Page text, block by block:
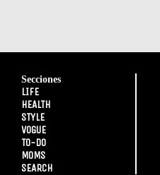
Secciones
LIFE
HEALTH
STYLE
VOGUE
TO-DO
MOMS
SEARCH